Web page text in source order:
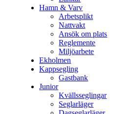
Hamn & Varv
Arbetsplikt
Nattvakt
Ansök om plats
Reglemente
Miljöarbete
Ekholmen
Kappsegling
Gastbank
Junior
Kvällsseglingar
Seglarläger